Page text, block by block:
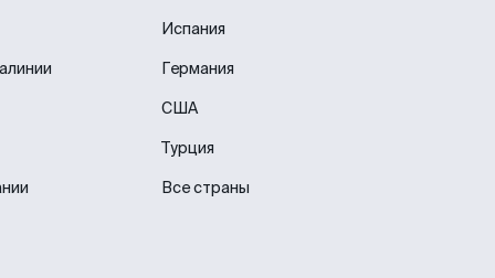
Испания
Германия
США
Турция
Все страны